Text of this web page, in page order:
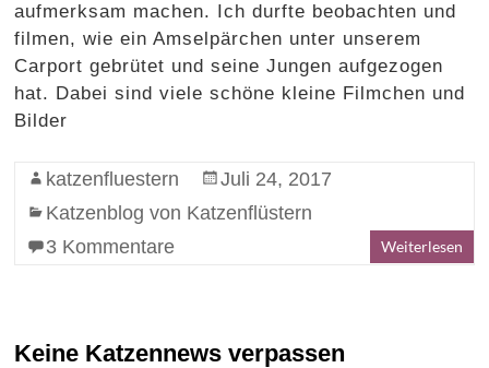
aufmerksam machen. Ich durfte beobachten und
filmen, wie ein Amselpärchen unter unserem
Carport gebrütet und seine Jungen aufgezogen
hat. Dabei sind viele schöne kleine Filmchen und
Bilder
katzenfluestern
Juli 24, 2017
Katzenblog von Katzenflüstern
3 Kommentare
Weiterlesen
Keine Katzennews verpassen